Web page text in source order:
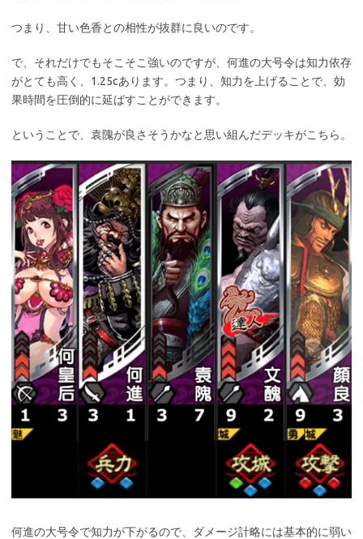
つまり、甘い色香との相性が抜群に良いのです。
で、それだけでもそこそこ強いのですが、何進の大号令は知力依存
がとても高く、1.25cあります。つまり、知力を上げることで、効
果時間を圧倒的に延ばすことができます。
ということで、袁隗が良さそうかなと思い組んだデッキがこちら。
何進の大号令で知力が下がるので、ダメージ計略には基本的に弱い